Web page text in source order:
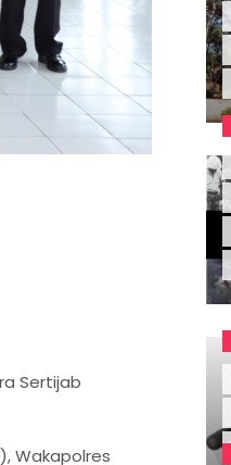
Sertijab
Wakapolres